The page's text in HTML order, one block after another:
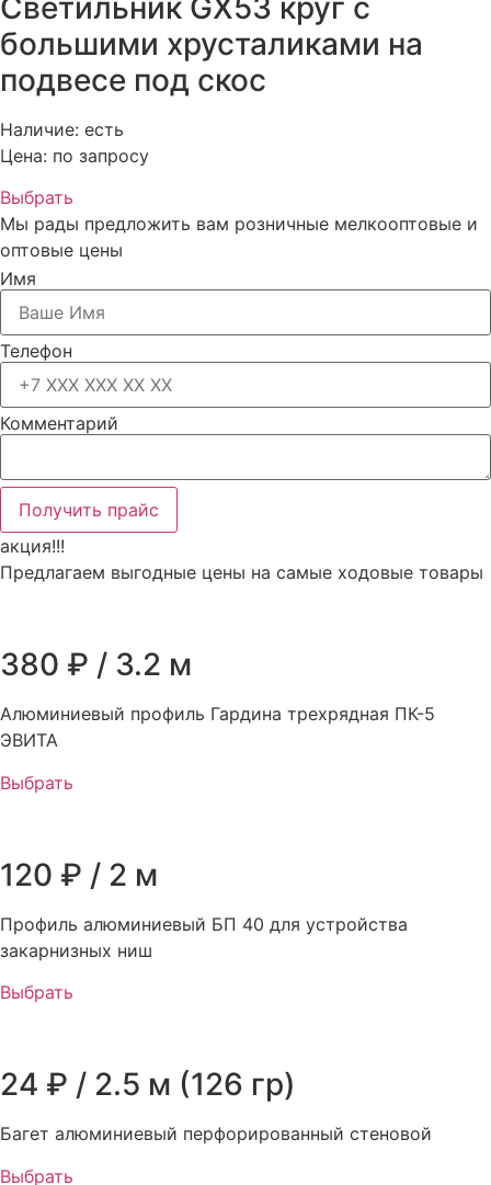
Светильник GX53 круг с
большими хрусталиками на
подвесе под скос
Наличие: есть
Цена: по запросу
Выбрать
Мы рады предложить вам розничные мелкооптовые и
оптовые цены
Имя
Телефон
Комментарий
Получить прайс
акция!!!
Предлагаем выгодные цены на самые ходовые товары
380 ₽ / 3.2 м
Алюминиевый профиль Гардина трехрядная ПК-5
ЭВИТА
Выбрать
120 ₽ / 2 м
Профиль алюминиевый БП 40 для устройства
закарнизных ниш
Выбрать
24 ₽ / 2.5 м (126 гр)
Багет алюминиевый перфорированный стеновой
Выбрать